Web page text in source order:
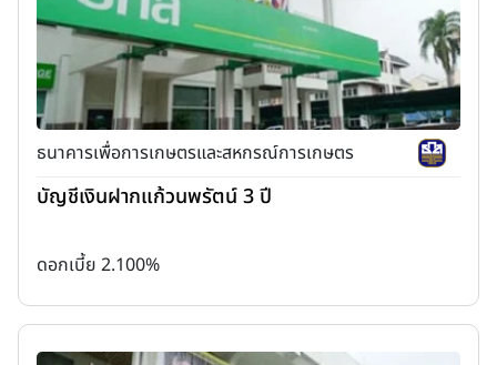
ธนาคารเพื่อการเกษตรและสหกรณ์การเกษตร
บัญชีเงินฝากแก้วนพรัตน์ 3 ปี
ดอกเบี้ย 2.100%